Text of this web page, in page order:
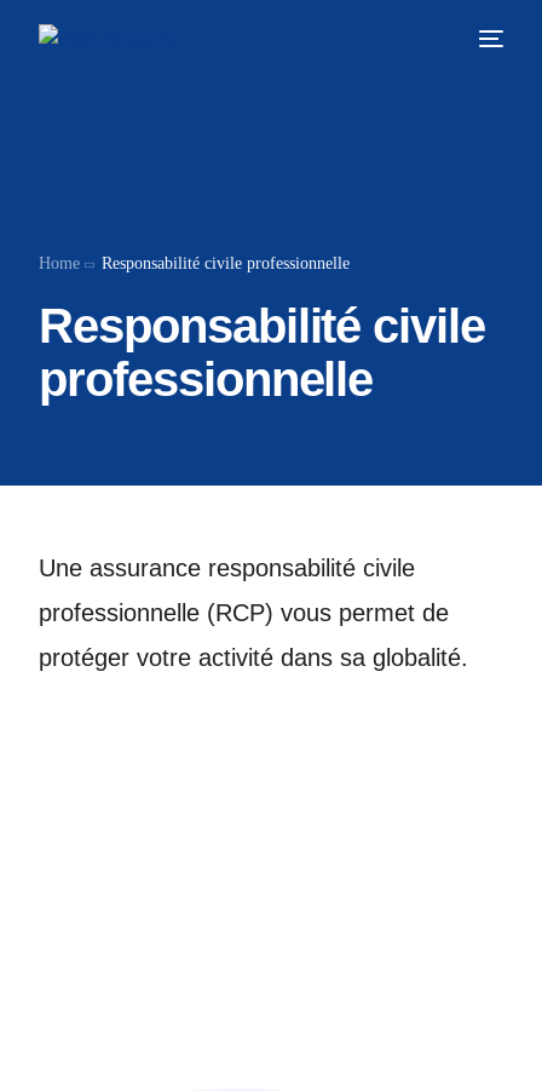
Home Responsabilité civile professionnelle
Responsabilité civile
professionnelle
Une assurance responsabilité civile
professionnelle (RCP) vous permet de
protéger votre activité dans sa globalité.